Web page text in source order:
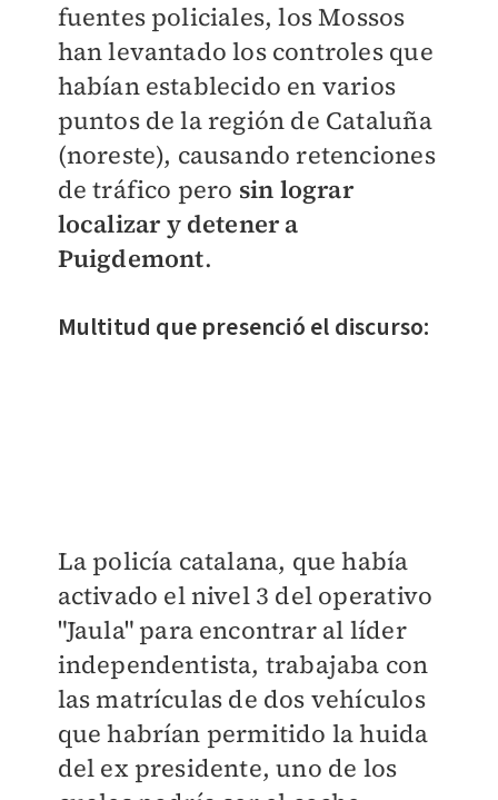
fuentes policiales, los Mossos
han levantado los controles que
habían establecido en varios
puntos de la región de Cataluña
(noreste), causando retenciones
de tráfico pero sin lograr
localizar y detener a
Puigdemont.
Multitud que presenció el discurso:
La policía catalana, que había
activado el nivel 3 del operativo
"Jaula" para encontrar al líder
independentista, trabajaba con
las matrículas de dos vehículos
que habrían permitido la huida
del ex presidente, uno de los